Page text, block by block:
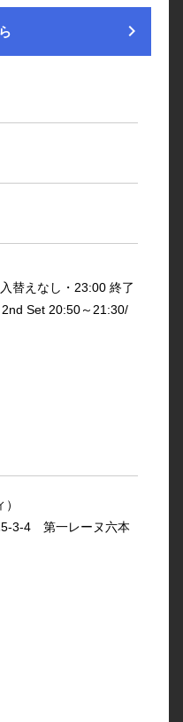
chevron_right
替えなし・23:00 終了
Set 20:50～21:30/
5-3-4 第一レーヌ六本